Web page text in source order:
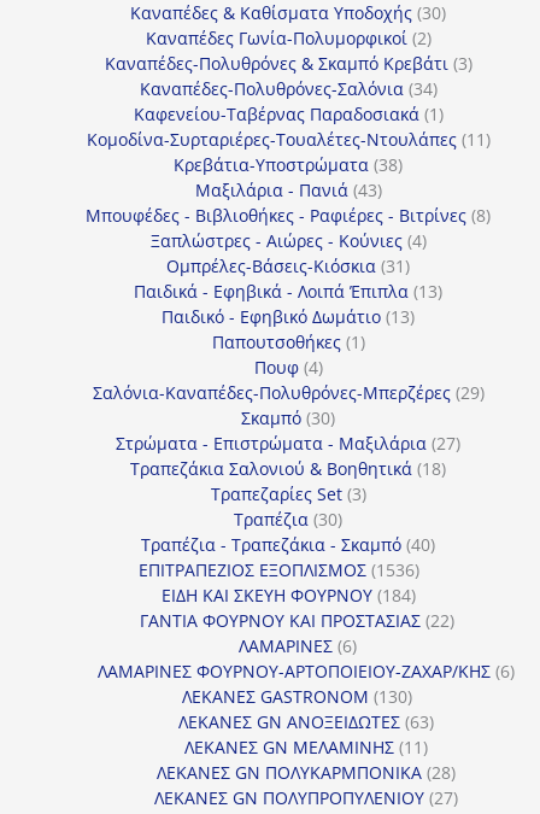
προϊόντα
Καναπέδες & Καθίσματα Υποδοχής 3030
Καναπέδες Γωνία-Πολυμορφικοί 22
προϊόντα
Καναπέδες-Πολυθρόνες & Σκαμπό Κρεβάτι 33
Καναπέδες-Πολυθρόνες-Σαλόνια 3434
προϊόντα
Καφενείου-Ταβέρνας Παραδοσιακά 11
προϊόν
Κομοδίνα-Συρταριέρες-Τουαλέτες-Ντουλάπες 1111
Κρεβάτια-Υποστρώματα 3838
Μαξιλάρια - Πανιά 4343
προϊόντα
Μπουφέδες - Βιβλιοθήκες - Ραφιέρες - Βιτρίνες 88
Ξαπλώστρες - Αιώρες - Κούνιες 44
Ομπρέλες-Βάσεις-Κιόσκια 3131
προϊόντα
Παιδικά - Εφηβικά - Λοιπά Έπιπλα 1313
Παιδικό - Εφηβικό Δωμάτιο 1313
Παπουτσοθήκες 11
Πουφ 44
προϊόντα
Σαλόνια-Καναπέδες-Πολυθρόνες-Μπερζέρες 2929
Σκαμπό 3030
προϊόντα
Στρώματα - Επιστρώματα - Μαξιλάρια 2727
Τραπεζάκια Σαλονιού & Βοηθητικά 1818
Τραπεζαρίες Set 33
Τραπέζια 3030
προϊόντα
Τραπέζια - Τραπεζάκια - Σκαμπό 4040
ΕΠΙΤΡΑΠΕΖΙΟΣ ΕΞΟΠΛΙΣΜΟΣ 15361536
προϊόντα
ΕΙΔΗ ΚΑΙ ΣΚΕΥΗ ΦΟΥΡΝΟΥ 184184
προϊόντα
ΓΑΝΤΙΑ ΦΟΥΡΝΟΥ ΚΑΙ ΠΡΟΣΤΑΣΙΑΣ 2222
ΛΑΜΑΡΙΝΕΣ 66
προϊόντα
ΛΑΜΑΡΙΝΕΣ ΦΟΥΡΝΟΥ-ΑΡΤΟΠΟΙΕΙΟΥ-ΖΑΧΑΡ/ΚΗΣ 66
ΛΕΚΑΝΕΣ GASTRONOM 130130
προϊόντα
ΛΕΚΑΝΕΣ GN ΑΝΟΞΕΙΔΩΤΕΣ 6363
ΛΕΚΑΝΕΣ GN ΜΕΛΑΜΙΝΗΣ 1111
προϊόντα
ΛΕΚΑΝΕΣ GN ΠΟΛΥΚΑΡΜΠΟΝΙΚΑ 2828
προϊόντα
ΛΕΚΑΝΕΣ GN ΠΟΛΥΠΡΟΠΥΛΕΝΙΟΥ 2727